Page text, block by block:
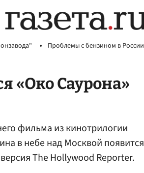
Проблемы с бензином в России
«Око Саурона»
фильма из кинотрилогии
в небе над Москвой появится
The Hollywood Reporter.